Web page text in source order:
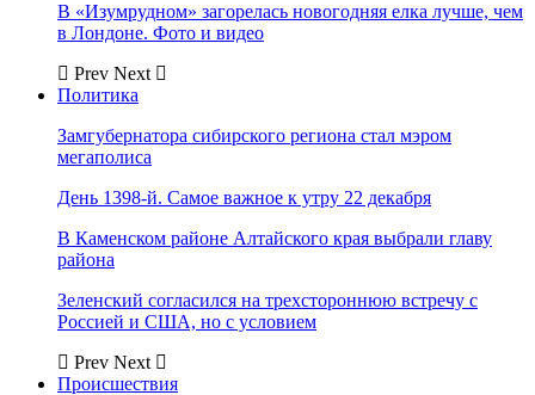
В «Изумрудном» загорелась новогодняя елка лучше, чем
в Лондоне. Фото и видео
Prev Next
Политика
Замгубернатора сибирского региона стал мэром
мегаполиса
День 1398-й. Самое важное к утру 22 декабря
В Каменском районе Алтайского края выбрали главу
района
Зеленский согласился на трехстороннюю встречу с
Россией и США, но с условием
Prev Next
Происшествия